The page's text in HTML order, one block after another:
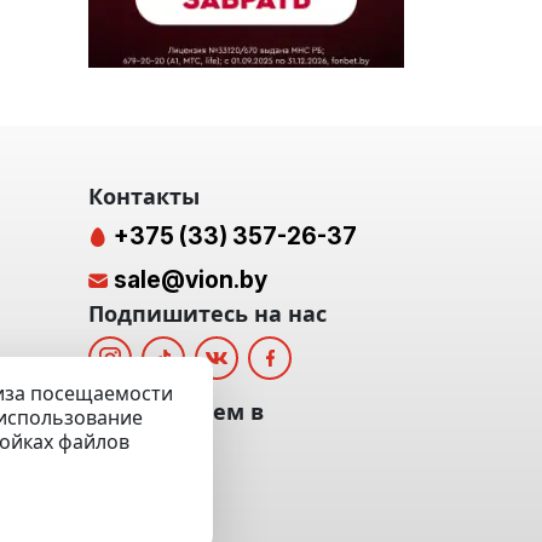
посещаемости
файлов
Контакты
+375 (33) 357-26-37
sale@vion.by
Подпишитесь на нас
Мы отвечаем в